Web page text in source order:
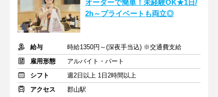
オーダーで簡単！未経験OK★1日/
2h～プライベートも両立◎
給与
時給1350円～(深夜手当込) ※交通費支給
雇用形態
アルバイト・パート
シフト
週2日以上 1日2時間以上
アクセス
郡山駅